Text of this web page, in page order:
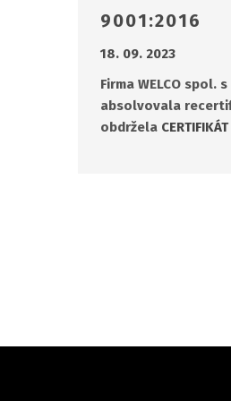
9001:2016
18. 09. 2023
Firma WELCO spol.
absolvovala
obdržela